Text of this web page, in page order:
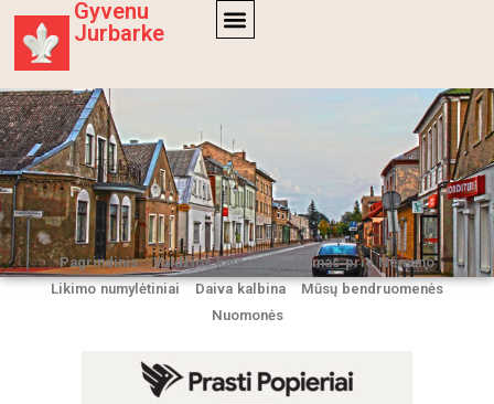
Gyvenu
Jurbarke
Pagrindinis Valdžios kaina
Gyvenimas prie Nemuno
Likimo numylėtiniai
Daiva kalbina
Mūsų bendruomenės
Nuomonės